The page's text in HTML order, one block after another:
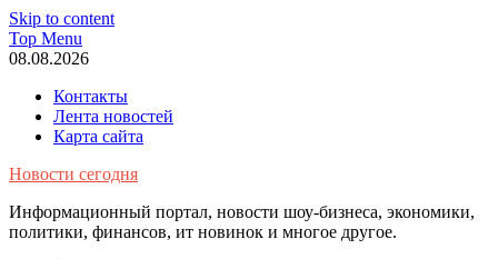
Skip to content
Top Menu
08.08.2026
Контакты
Лента новостей
Карта сайта
Новости сегодня
Информационный портал, новости шоу-бизнеса, экономики,
политики, финансов, ит новинок и многое другое.